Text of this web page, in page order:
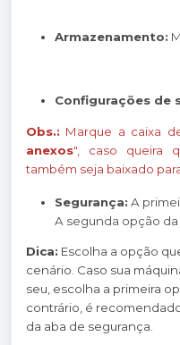
Armazenamento:
Configurações de
Obs.: Marque a caixa
anexos", caso queira
também seja baixado
Segurança: A
A segunda opção da
Dica: Escolha a opção
cenário. Caso sua
seu, escolha a primeira
contrário, é
da aba de segurança.